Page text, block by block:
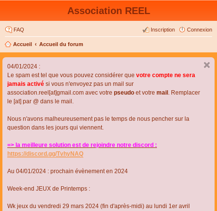
Association REEL
FAQ Connexion
Inscription
Accueil Accueil du forum
04/01/2024 :
Le spam est tel que vous pouvez considérer que votre compte ne sera
jamais activé si vous n'envoyez pas un mail sur
association.reel[at]gmail.com avec votre pseudo et votre mail . Remplacer
le [at] par @ dans le mail.
Nous n'avons malheureusement pas le temps de nous pencher sur la
question dans les jours qui viennent.
=> la meilleure solution est de rejoindre notre discord :
https://discord.gg/TvhyNAQ
Au 04/01/2024 : prochain évènement en 2024
Week-end JEUX de Printemps :
Wk jeux du vendredi 29 mars 2024 (fin d'après-midi) au lundi 1er avril